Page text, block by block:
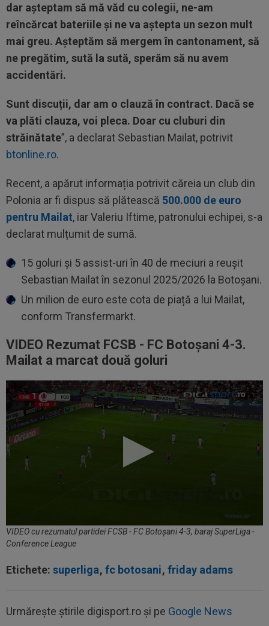
dar așteptam să mă văd cu colegii, ne-am
reîncărcat bateriile și ne va aștepta un sezon mult
mai greu. Așteptăm să mergem în cantonament, să
ne pregătim, sută la sută, sperăm să nu avem
accidentări.
Sunt discuții, dar am o clauză în contract. Dacă se
va plăti clauza, voi pleca. Doar cu cluburi din
străinătate”, a declarat Sebastian Mailat, potrivit
btonline.ro.
Recent, a apărut informația potrivit căreia un club din
Polonia ar fi dispus să plătească 500.000 de euro
pentru Mailat, iar Valeriu Iftime, patronului echipei, s-a
declarat mulțumit de sumă.
15 goluri și 5 assist-uri în 40 de meciuri a reușit
Sebastian Mailat în sezonul 2025/2026 la Botoșani.
Un milion de euro este cota de piață a lui Mailat,
conform Transfermarkt.
VIDEO Rezumat FCSB - FC Botoșani 4-3.
Mailat a marcat două goluri
VIDEO cu rezumatul partidei FCSB - FC Botoșani 4-3, baraj SuperLiga -
Conference League
Etichete: superliga, fc botosani, friday adams
Urmărește știrile digisport.ro și pe Google News